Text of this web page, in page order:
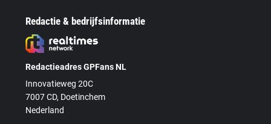
Redactie & bedrijfsinformatie
Redactieadres GPFans NL
Innovatieweg 20C
7007 CD, Doetinchem
Nederland